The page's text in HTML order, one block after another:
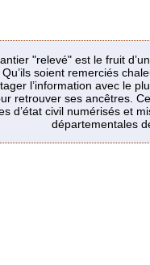
"relevé" est le fruit
soient remerciés
l’information avec le
retrouver ses ancêtres.
d’état civil numérisés et
départementales